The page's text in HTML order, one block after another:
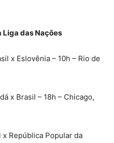
Liga das Nações
x Eslovênia – 10h – Rio de
x Brasil – 18h – Chicago,
República Popular da